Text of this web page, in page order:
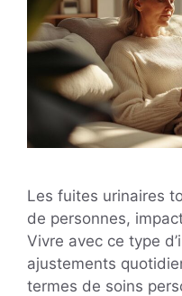
Les fuites urinaires
de personnes,
Vivre avec ce type
ajustements
termes de soins